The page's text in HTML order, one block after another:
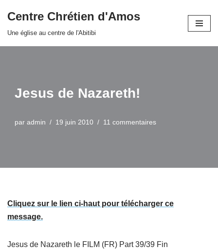
Centre Chrétien d'Amos
Une église au centre de l'Abitibi
Jesus de Nazareth!
par admin 19 juin 2010 11 commentaires
Cliquez sur le lien ci-haut pour télécharger ce
message.
Jesus de Nazareth le FILM (FR) Part 39/39 Fin